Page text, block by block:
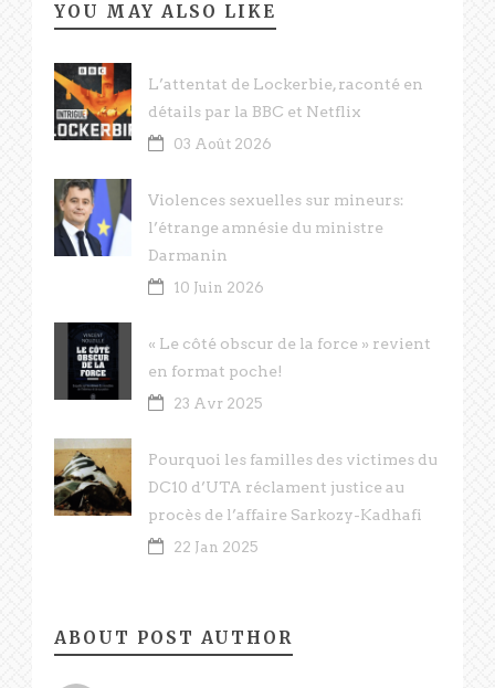
YOU MAY ALSO LIKE
L’attentat de Lockerbie, raconté en
détails par la BBC et Netflix
03 Août 2026
Violences sexuelles sur mineurs:
l’étrange amnésie du ministre
Darmanin
10 Juin 2026
« Le côté obscur de la force » revient
en format poche!
23 Avr 2025
Pourquoi les familles des victimes du
DC10 d’UTA réclament justice au
procès de l’affaire Sarkozy-Kadhafi
22 Jan 2025
ABOUT POST AUTHOR